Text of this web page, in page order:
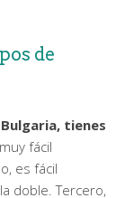
de
tienes
fácil
es fácil
doble. Tercero,